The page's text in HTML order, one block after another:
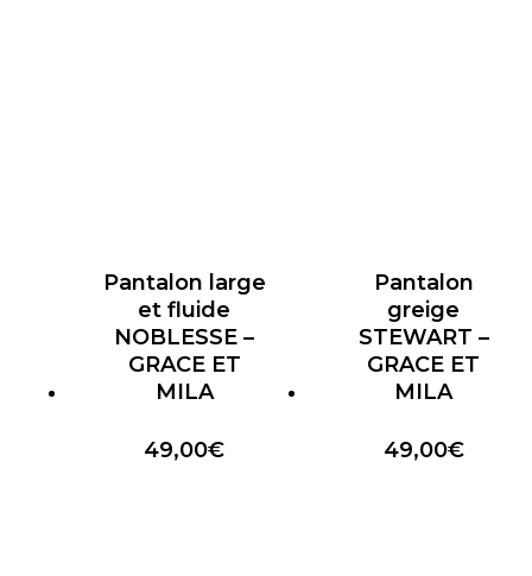
Pantalon large
et fluide
NOBLESSE –
GRACE ET
MILA
49,00€
Pantalon
greige
STEWART –
GRACE ET
MILA
49,00€